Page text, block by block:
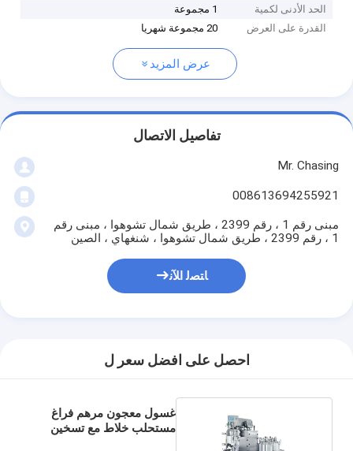
الحد الأدنى لكمية
1 مجموعة
القدرة على العرض
20 مجموعة شهريا
عرض المزيد
تفاصيل الاتصال
Mr. Chasing
008613694255921
مبنى رقم 1 ، رقم 2399 ، طريق شمال تشوهوا ، مبنى رقم
1 ، رقم 2399 ، طريق شمال تشوهوا ، شنغهاي ، الصين
ﺎﺘﺼﻟ ﺍﻶﻧ
احصل على افضل سعر ل
غسول معجون مرهم فراغ
مستحلب خلاط مع تسخين